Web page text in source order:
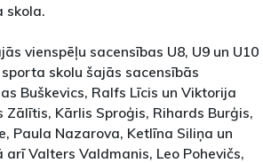
skola.
vienspēļu sacensības U8, U9 un U10
skolu šajās sacensībās
Buškevics, Ralfs Līcis un Viktorija
Zālītis, Kārlis Sproģis, Rihards Burģis,
Paula Nazarova, Ketlīna Siliņa un
Valters Valdmanis, Leo Pohevičs,